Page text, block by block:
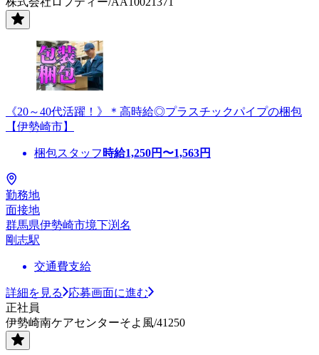
《20～40代活躍！》＊高時給◎プラスチックパイプの梱包
【伊勢崎市】
梱包スタッフ 時給1,250円〜1,563円
勤務地
面接地
群馬県伊勢崎市境下渕名
剛志駅
交通費支給
詳細を見る
応募画面に進む
正社員
伊勢崎南ケアセンターそよ風/41250